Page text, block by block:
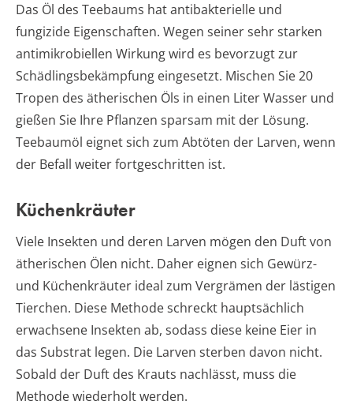
Das Öl des Teebaums hat antibakterielle und
fungizide Eigenschaften. Wegen seiner sehr starken
antimikrobiellen Wirkung wird es bevorzugt zur
Schädlingsbekämpfung eingesetzt. Mischen Sie 20
Tropen des ätherischen Öls in einen Liter Wasser und
gießen Sie Ihre Pflanzen sparsam mit der Lösung.
Teebaumöl eignet sich zum Abtöten der Larven, wenn
der Befall weiter fortgeschritten ist.
Küchenkräuter
Viele Insekten und deren Larven mögen den Duft von
ätherischen Ölen nicht. Daher eignen sich Gewürz-
und Küchenkräuter ideal zum Vergrämen der lästigen
Tierchen. Diese Methode schreckt hauptsächlich
erwachsene Insekten ab, sodass diese keine Eier in
das Substrat legen. Die Larven sterben davon nicht.
Sobald der Duft des Krauts nachlässt, muss die
Methode wiederholt werden.